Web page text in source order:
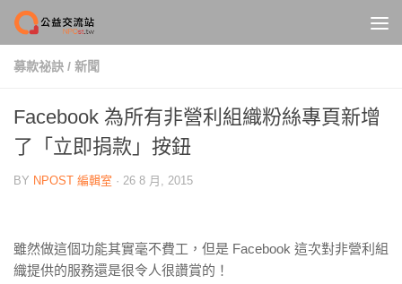
Skip to content
募款祕訣 / 新聞
Facebook 為所有非營利組織粉絲專頁新增
了「立即捐款」按鈕
BY NPOST 編輯室 · 26 8 月, 2015
雖然做這個功能其實毫不費工，但是 Facebook 這次對非營利組
織提供的服務還是很令人很讚賞的！